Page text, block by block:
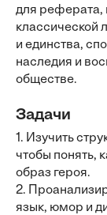
для реферата,
классической
и единства,
наследия и
обществе.
Задачи
1. Изучить
чтобы понять,
образ героя.
2.
язык, юмор и